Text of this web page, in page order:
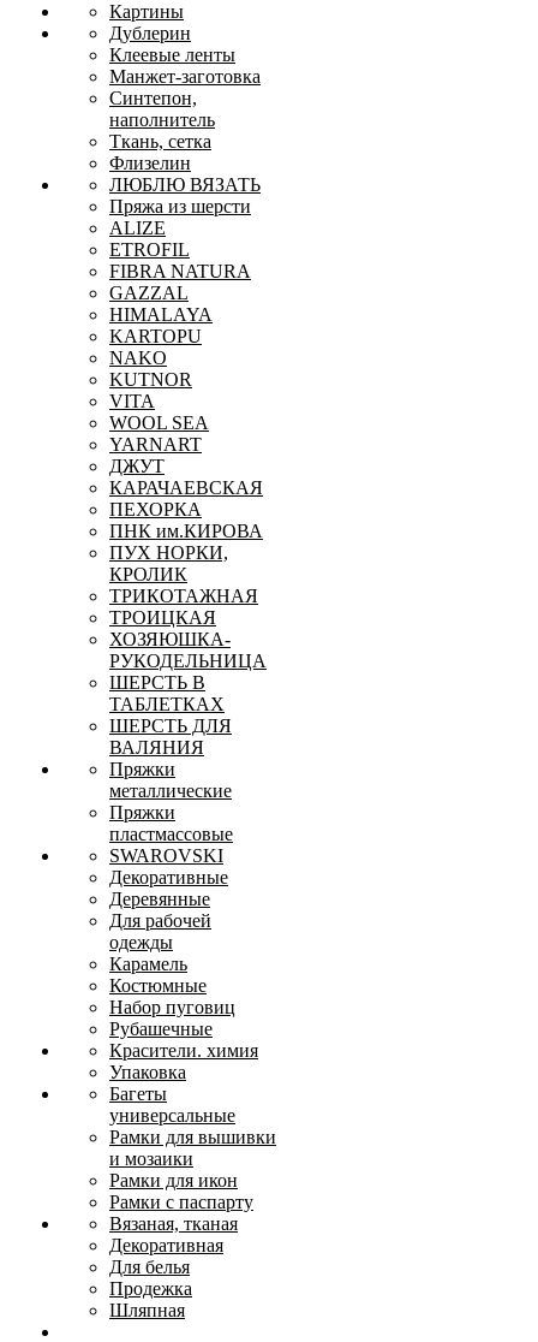
Картины
Дублерин
Клеевые ленты
Манжет-заготовка
Синтепон,
наполнитель
Ткань, сетка
Флизелин
ЛЮБЛЮ ВЯЗАТЬ
Пряжа из шерсти
ALIZE
ETROFIL
FIBRA NATURA
GAZZAL
HIMALAYA
KARTOPU
NAKO
KUTNOR
VITA
WOOL SEA
YARNART
ДЖУТ
КАРАЧАЕВСКАЯ
ПЕХОРКА
ПНК им.КИРОВА
ПУХ НОРКИ,
КРОЛИК
ТРИКОТАЖНАЯ
ТРОИЦКАЯ
ХОЗЯЮШКА-
РУКОДЕЛЬНИЦА
ШЕРСТЬ В
ТАБЛЕТКАХ
ШЕРСТЬ ДЛЯ
ВАЛЯНИЯ
Пряжки
металлические
Пряжки
пластмассовые
SWAROVSKI
Декоративные
Деревянные
Для рабочей
одежды
Карамель
Костюмные
Набор пуговиц
Рубашечные
Красители. химия
Упаковка
Багеты
универсальные
Рамки для вышивки
и мозаики
Рамки для икон
Рамки с паспарту
Вязаная, тканая
Декоративная
Для белья
Продежка
Шляпная